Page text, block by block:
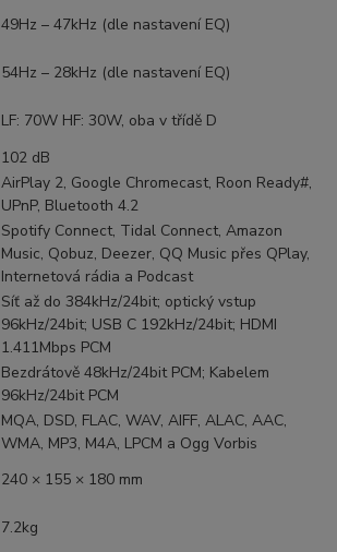
49Hz – 47kHz (dle nastavení EQ)
54Hz – 28kHz (dle nastavení EQ)
LF: 70W HF: 30W, oba v třídě D
102 dB
AirPlay 2, Google Chromecast, Roon Ready#,
UPnP, Bluetooth 4.2
Spotify Connect, Tidal Connect, Amazon
Music, Qobuz, Deezer, QQ Music přes QPlay,
Internetová rádia a Podcast
Síť až do 384kHz/24bit; optický vstup
96kHz/24bit; USB C 192kHz/24bit; HDMI
1.411Mbps PCM
Bezdrátově 48kHz/24bit PCM; Kabelem
96kHz/24bit PCM
MQA, DSD, FLAC, WAV, AIFF, ALAC, AAC,
WMA, MP3, M4A, LPCM a Ogg Vorbis
240 × 155 × 180 mm
7.2kg